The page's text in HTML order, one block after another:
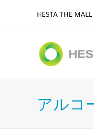
HESTA THE
アルコ